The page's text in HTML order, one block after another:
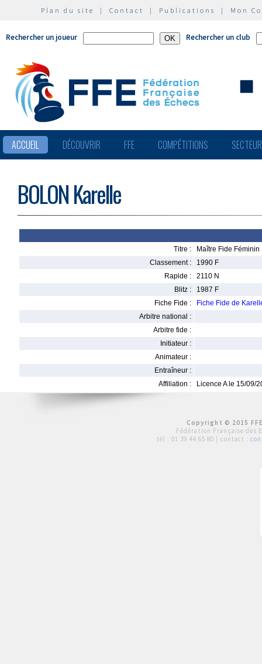
Plan du site | Contact | Publications | Mon
Rechercher un joueur Rechercher un club
ACCUEIL DÉCOUVRIR FFE COMPÉTITIONS
BOLON Karelle
Titre :
Maître Fide Féminin
Classement :
1990 F
Rapide :
2110 N
Blitz :
1987 F
Fiche Fide :
Fiche Fide de
Arbitre national :
Arbitre fide :
Initiateur :
Animateur :
Entraîneur :
Affiliation :
Licence A le 15/09/
Copyright © 2015
Fédération Française des
tél : 01 39 44 65 80 | contact :